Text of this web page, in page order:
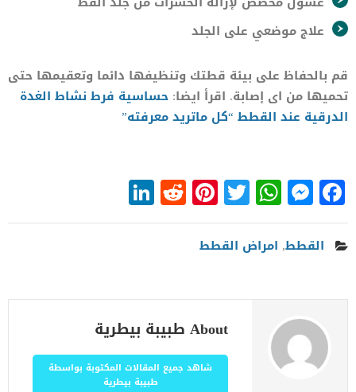
علاج موضعي على الجلد
قم بالحفاظ على بيئة قطتك وتنظيفها دائما وتعقيمها حتى
تحميها من اى إصابة. اقرأ ايضا: حساسية فرط نشاط الغدة
الدرقية عند القطط “كل ماتريد معرفته”
Facebook
Messenger
WhatsApp
Twitter
Pinterest
Reddit
القطط, امراض القطط
About طبيبة بيطرية
شاهد جميع المقالات المكتوبة بواسطة
طبيبة بيطرية